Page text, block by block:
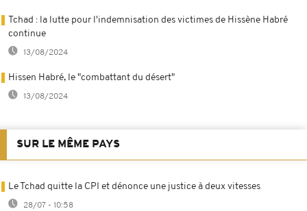
Tchad : la lutte pour l'indemnisation des victimes de Hissène Habré
continue
13/08/2024
Hissen Habré, le "combattant du désert"
13/08/2024
SUR LE MÊME PAYS
Le Tchad quitte la CPI et dénonce une justice à deux vitesses
28/07 - 10:58